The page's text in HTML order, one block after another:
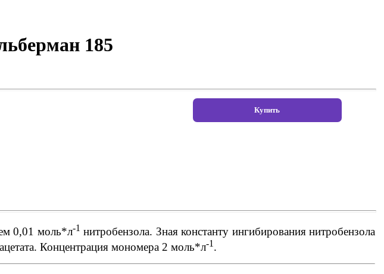
185
0,01 моль*л-1 нитробензола. Зная константу ингибирования нитробензола
Концентрация мономера 2 моль*л-1 .